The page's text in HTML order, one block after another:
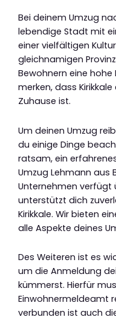
Bei deinem Umzug
lebendige Stadt mit
einer vielfältigen
gleichnamigen
Bewohnern eine
merken, dass
Zuhause ist.
Um deinen Umzug
du einige Dinge
ratsam, ein
Umzug Lehmann aus
Unternehmen verfügt
unterstützt dich
Kirikkale. Wir bieten
alle Aspekte deines
Des Weiteren ist es
um die Anmeldung
kümmerst. Hierfür
Einwohnermeldeamt
verbunden ist auch